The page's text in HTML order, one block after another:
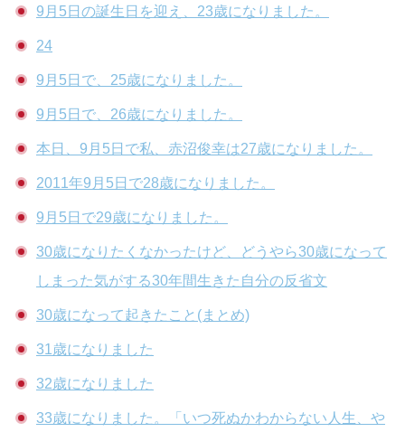
9月5日の誕生日を迎え、23歳になりました。
24
9月5日で、25歳になりました。
9月5日で、26歳になりました。
本日、9月5日で私、赤沼俊幸は27歳になりました。
2011年9月5日で28歳になりました。
9月5日で29歳になりました。
30歳になりたくなかったけど、どうやら30歳になって
しまった気がする30年間生きた自分の反省文
30歳になって起きたこと(まとめ)
31歳になりました
32歳になりました
33歳になりました。「いつ死ぬかわからない人生、や